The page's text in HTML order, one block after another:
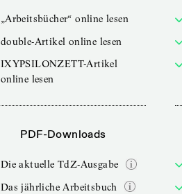
„Arbeitsbücher“ online lesen
double-Artikel online lesen
IXYPSILONZETT-Artikel
online lesen
PDF-Downloads
Die aktuelle TdZ-Ausgabe
Das jährliche Arbeitsbuch